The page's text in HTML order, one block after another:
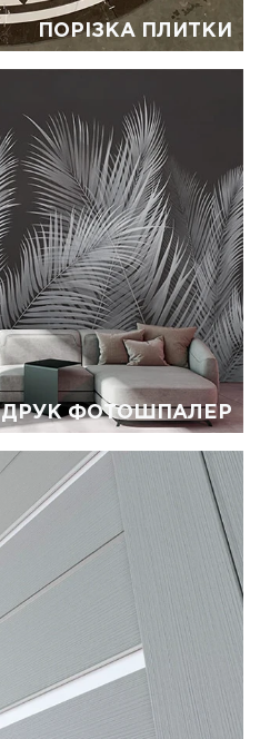
ПОРІЗКА ПЛИТКИ
ДРУК ФОТОШПАЛЕР